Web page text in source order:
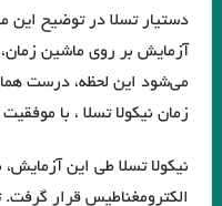
مروری بر اين سوي رودخانه
قران
در بررسی لهب
دستیار تسلا در توضیح این
آزمایش بر روی ماشین
می‌شود این لحظه، درست
زمان نیکولا تسلا ، با
نیکولا تسلا طی این
الکترومغناطیس قرار گرفت.